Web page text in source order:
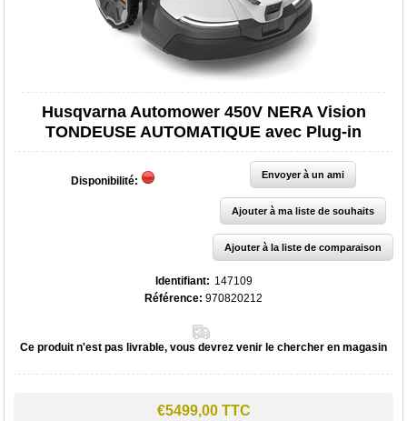
Husqvarna Automower 450V NERA Vision
TONDEUSE AUTOMATIQUE avec Plug-in
Disponibilité:
Identifiant: 147109
Référence: 970820212
Ce produit n'est pas livrable, vous devrez venir le chercher en magasin
€5499,00 TTC